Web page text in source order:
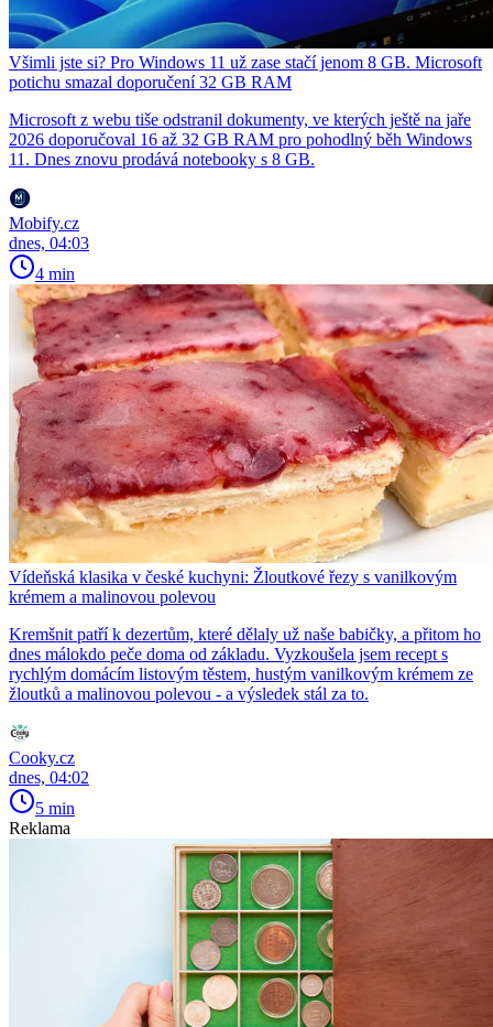
Všimli jste si? Pro Windows 11 už zase stačí jenom 8 GB. Microsoft
potichu smazal doporučení 32 GB RAM
Microsoft z webu tiše odstranil dokumenty, ve kterých ještě na jaře
2026 doporučoval 16 až 32 GB RAM pro pohodlný běh Windows
11. Dnes znovu prodává notebooky s 8 GB.
Mobify.cz
dnes, 04:03
4 min
Vídeňská klasika v české kuchyni: Žloutkové řezy s vanilkovým
krémem a malinovou polevou
Kremšnit patří k dezertům, které dělaly už naše babičky, a přitom ho
dnes málokdo peče doma od základu. Vyzkoušela jsem recept s
rychlým domácím listovým těstem, hustým vanilkovým krémem ze
žloutků a malinovou polevou - a výsledek stál za to.
Cooky.cz
dnes, 04:02
5 min
Reklama